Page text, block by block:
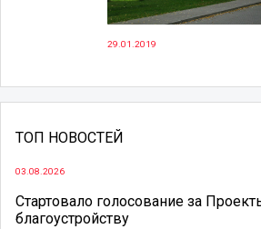
29.01.2019
ТОП НОВОСТЕЙ
03.08.2026
Стартовало голосование за
благоустройству